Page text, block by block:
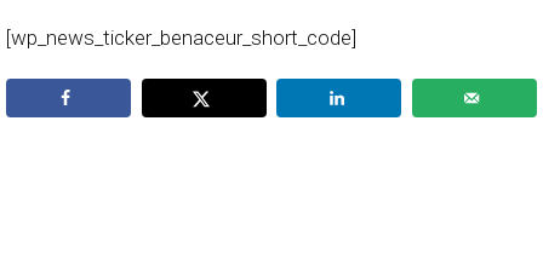
[wp_news_ticker_benaceur_short_code]